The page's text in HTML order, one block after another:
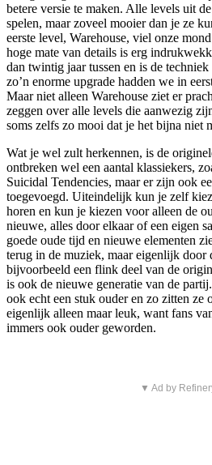
betere versie te maken. Alle levels uit
spelen, maar zoveel mooier dan je ze
eerste level, Warehouse, viel onze
hoge mate van details is erg
dan twintig jaar tussen en is de techniek
zo’n enorme upgrade hadden we in
Maar niet alleen Warehouse ziet er
zeggen over alle levels die aanwezig
soms zelfs zo mooi dat je het bijna niet
Wat je wel zult herkennen, is de
ontbreken wel een aantal klassiekers,
Suicidal Tendencies, maar er zijn ook
toegevoegd. Uiteindelijk kun je zelf
horen en kun je kiezen voor alleen de
nieuwe, alles door elkaar of een eigen
goede oude tijd en nieuwe elementen
terug in de muziek, maar eigenlijk door
bijvoorbeeld een flink deel van de
is ook de nieuwe generatie van de
ook echt een stuk ouder en zo zitten ze
eigenlijk alleen maar leuk, want fans
immers ook ouder geworden.
▼ Ad by